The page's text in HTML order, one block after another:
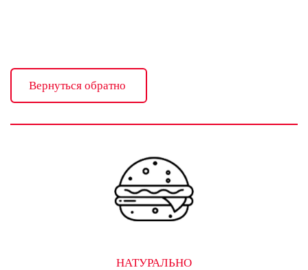
Вернуться обратно
НАТУРАЛЬНО